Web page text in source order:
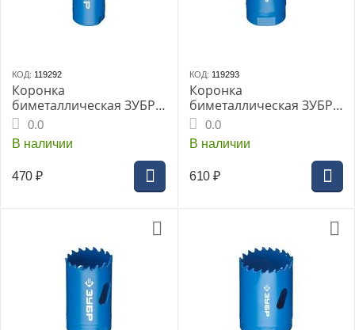
КОД: 119292
Коронка
биметаллическая ЗУБР,
d-20мм, глубина
сверления до38 мм,
(29531-020_Z01)
0.0
В наличии
470 ₽
КОД: 119293
Коронка
биметаллическая ЗУБР,
d-29мм, глубина
сверления до 38 мм,
(29531-029_Z01)
0.0
В наличии
610 ₽